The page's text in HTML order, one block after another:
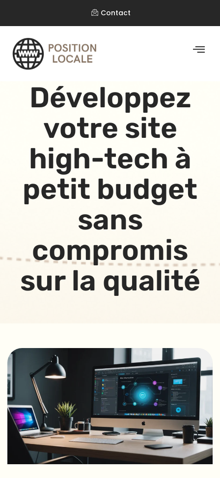
Contact
Développez
votre site
high-tech à
petit budget
sans
compromis
sur la qualité